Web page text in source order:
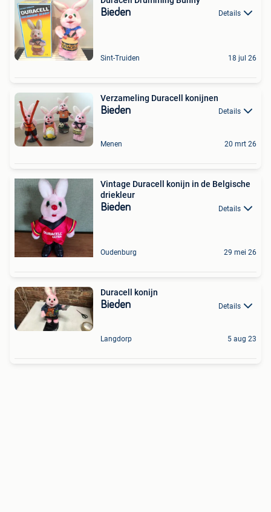
Bieden Details
Sint-Truiden 18 jul 26
Verzameling Duracell konijnen
Bieden Details
Menen 20 mrt 26
Vintage Duracell konijn in de Belgische
driekleur
Bieden Details
Oudenburg 29 mei 26
Duracell konijn
Bieden Details
Langdorp 5 aug 23